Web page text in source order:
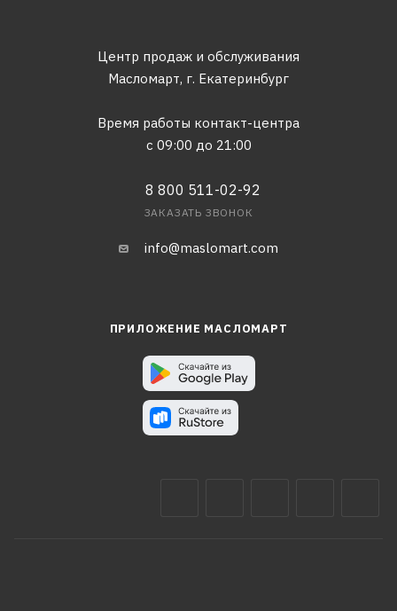
Центр продаж и обслуживания
Масломарт, г. Екатеринбург
Время работы контакт-центра
с 09:00 до 21:00
8 800 511-02-92
ЗАКАЗАТЬ ЗВОНОК
info@maslomart.com
ПРИЛОЖЕНИЕ МАСЛОМАРТ